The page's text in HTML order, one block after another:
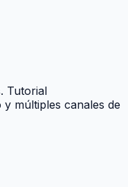
Tutorial
múltiples canales de